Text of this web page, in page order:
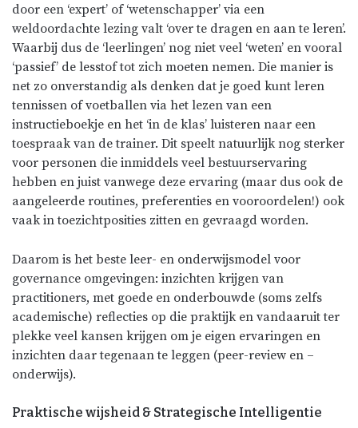
door een ‘expert’ of ‘wetenschapper’ via een
weldoordachte lezing valt ‘over te dragen en aan te leren’.
Waarbij dus de ‘leerlingen’ nog niet veel ‘weten’ en vooral
‘passief’ de lesstof tot zich moeten nemen. Die manier is
net zo onverstandig als denken dat je goed kunt leren
tennissen of voetballen via het lezen van een
instructieboekje en het ‘in de klas’ luisteren naar een
toespraak van de trainer. Dit speelt natuurlijk nog sterker
voor personen die inmiddels veel bestuurservaring
hebben en juist vanwege deze ervaring (maar dus ook de
aangeleerde routines, preferenties en vooroordelen!) ook
vaak in toezichtposities zitten en gevraagd worden.
Daarom is het beste leer- en onderwijsmodel voor
governance omgevingen: inzichten krijgen van
practitioners, met goede en onderbouwde (soms zelfs
academische) reflecties op die praktijk en vandaaruit ter
plekke veel kansen krijgen om je eigen ervaringen en
inzichten daar tegenaan te leggen (peer-review en –
onderwijs).
Praktische wijsheid & Strategische Intelligentie